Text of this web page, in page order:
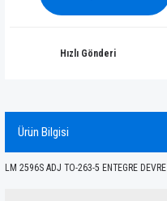
Hızlı Gönderi
Ürün Bilgisi
LM 2596S ADJ TO-263-5 ENTEGRE DEVRE